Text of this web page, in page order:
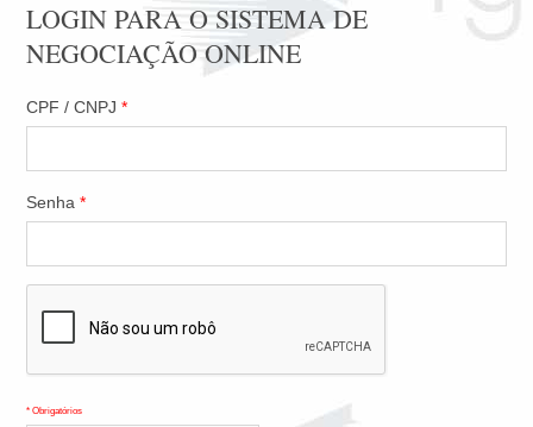
LOGIN PARA O SISTEMA DE
NEGOCIAÇÃO ONLINE
CPF / CNPJ*
Senha*
* Obrigatórios